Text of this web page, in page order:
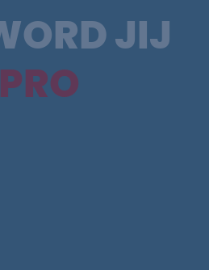
JIJ